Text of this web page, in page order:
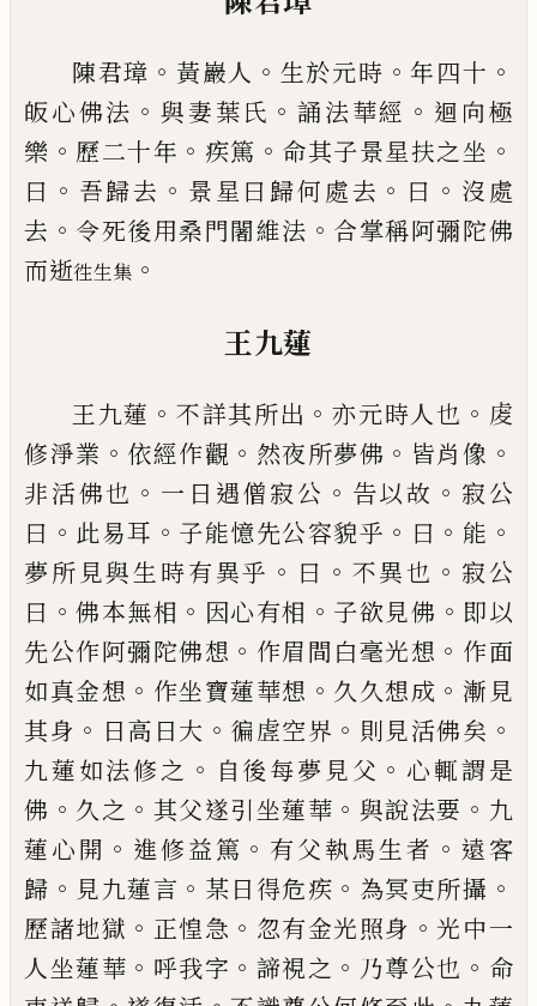
陳君璋 。 黃巖人 。 生於元時 。 年四十 。
皈心佛法 。 與妻葉氏 。 誦法華經 。 迴向極
樂 。 歷二十年 。 疾篤 。 命其子景星扶之坐 。
曰 。 吾歸去 。 景星曰歸何處去 。 曰 。 沒處
去 。令死後用桑門闍維法 。 合掌稱阿彌陀佛
而逝徃生集 。
王九蓮
王九蓮 。 不詳其所出 。亦元時人也 。 䖍
修淨業 。 依經作觀 。 然夜所夢佛 。 皆肖像 。
非活佛也 。 一日遇僧寂公 。 告以故 。 寂公
曰 。 此易耳 。 子能憶先公容貌乎 。 曰 。 能 。
夢所 見與生時有異乎 。 曰 。 不異也 。 寂公
曰 。佛本無相 。 因心有相 。 子欲見佛 。 即以
先公作阿彌陀佛想 。 作眉間白毫光想 。 作面
如真金想 。 作坐寶蓮華想 。 久久想成 。漸 見
其身 。 日高日大 。 徧虗空界 。 則見活佛矣 。
九蓮如法修之 。 自後每夢見父 。 心輒謂是
佛 。 久之 。 其父遂引坐蓮華 。 與說法要 。 九
蓮心開 。 進修益篤 。 有父執馬生者 。 遠客
歸 。 見九蓮言 。 某日得危疾 。 為冥吏所攝 。
歷諸地獄 。 正惶急 。 忽有金光照身 。 光中一
人坐蓮華 。 呼我字 。 諦視之 。 乃尊公也 。 命